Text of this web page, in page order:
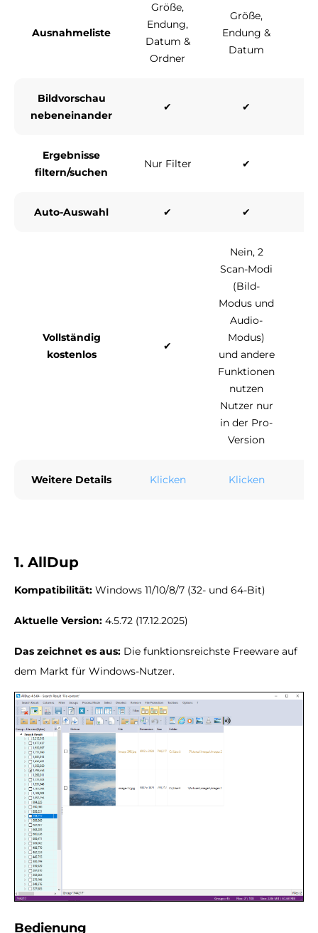
Ausnahmeliste
Größe,
Endung,
Datum &
Ordner
Größe,
Endung &
Datum
Bildvorschau
nebeneinander
✔ ✔
Ergebnisse
filtern/suchen
Nur Filter ✔
Auto-Auswahl ✔ ✔
Vollständig
kostenlos
✔
Nein, 2
Scan-Modi
(Bild-
Modus und
Audio-
Modus)
und andere
Funktionen
nutzen
Nutzer nur
in der Pro-
Version
Weitere Details Klicken Klicken
1. AllDup
Kompatibilität: Windows 11/10/8/7 (32- und 64-Bit)
Aktuelle Version: 4.5.72 (17.12.2025)
Das zeichnet es aus: Die funktionsreichste Freeware auf
dem Markt für Windows-Nutzer.
Bedienung